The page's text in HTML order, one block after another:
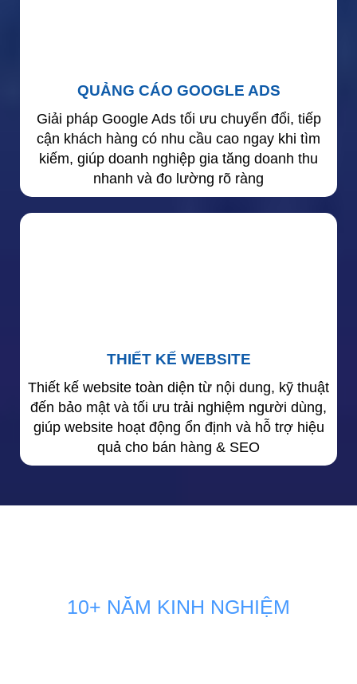
QUẢNG CÁO GOOGLE ADS
Giải pháp Google Ads tối ưu chuyển đổi, tiếp
cận khách hàng có nhu cầu cao ngay khi tìm
kiếm, giúp doanh nghiệp gia tăng doanh thu
nhanh và đo lường rõ ràng
THIẾT KẾ WEBSITE
Thiết kế website toàn diện từ nội dung, kỹ thuật
đến bảo mật và tối ưu trải nghiệm người dùng,
giúp website hoạt động ổn định và hỗ trợ hiệu
quả cho bán hàng & SEO
10+ NĂM KINH NGHIỆM